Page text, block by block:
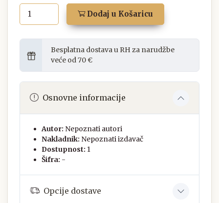
Dodaj u Košaricu
Besplatna dostava u RH za narudžbe
veće od 70 €
Osnovne informacije
Autor: Nepoznati autori
Nakladnik: Nepoznati izdavač
Dostupnost: 1
Šifra: -
Opcije dostave